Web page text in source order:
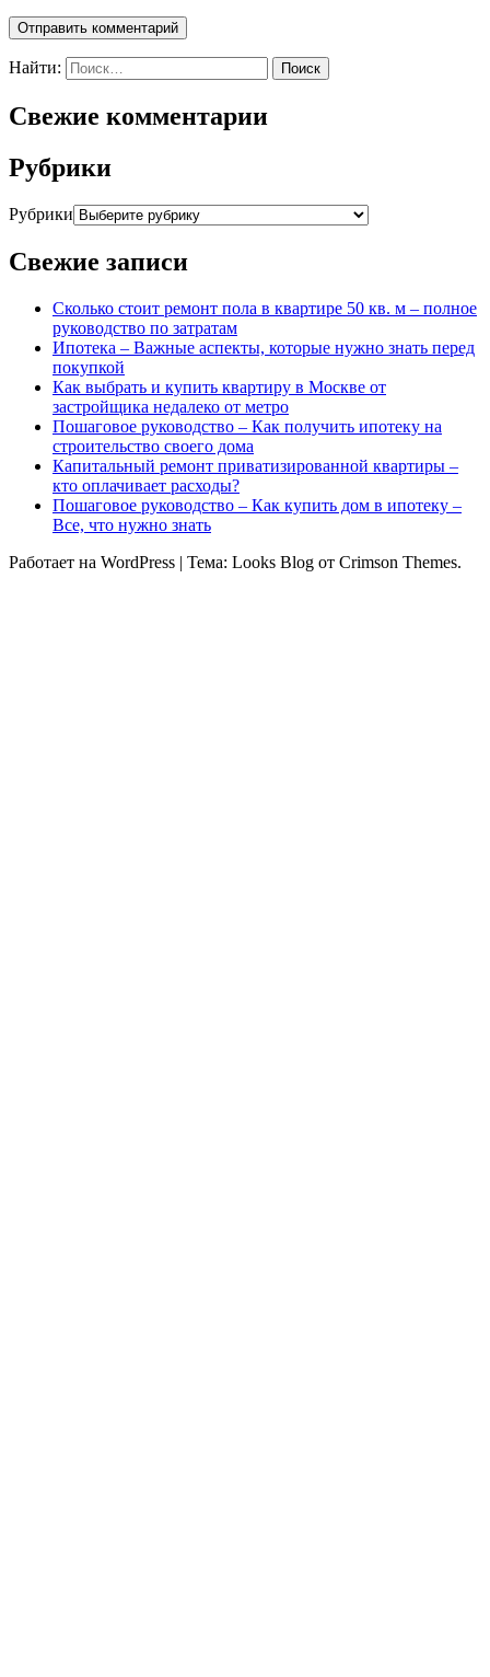
Найти:
Свежие комментарии
Рубрики
Рубрики
Свежие записи
Сколько стоит ремонт пола в квартире 50 кв. м – полное
руководство по затратам
Ипотека – Важные аспекты, которые нужно знать перед
покупкой
Как выбрать и купить квартиру в Москве от
застройщика недалеко от метро
Пошаговое руководство – Как получить ипотеку на
строительство своего дома
Капитальный ремонт приватизированной квартиры –
кто оплачивает расходы?
Пошаговое руководство – Как купить дом в ипотеку –
Все, что нужно знать
Работает на WordPress | Тема: Looks Blog от Crimson Themes.